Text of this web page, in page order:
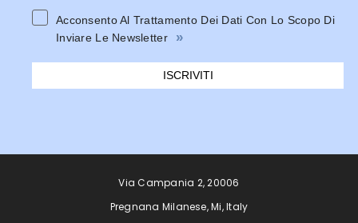
Acconsento Al Trattamento Dei Dati Con Lo Scopo Di
Inviare Le Newsletter
»
ISCRIVITI
Via Campania 2, 20006
Pregnana Milanese, Mi, Italy